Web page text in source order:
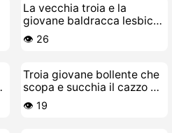
La vecchia troia e la
giovane baldracca lesbica
si leccano la figa fino in
fondo
👁️ 26
Troia giovane bollente che
scopa e succhia il cazzo a
un vecchio porco schifoso
👁️ 19